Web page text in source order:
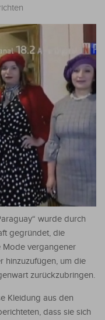
wurde durch
gegründet, die
Mode vergangener
hinzuzufügen, um die
zurückzubringen.
Kleidung aus den
dass sie sich